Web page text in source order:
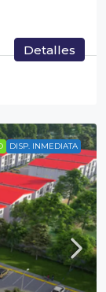
Detalles
DISP. INMEDIATA